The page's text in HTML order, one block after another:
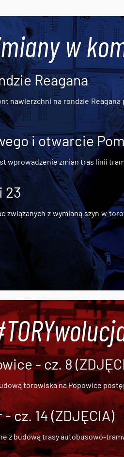
w
Reagana
nawierzchni na rondzie
i otwarcie
wprowadzenie zmian tras linii
23
związanych z wymianą szyn w
- cz. 8
torowiska na Popowice
cz. 14 (ZDJĘCIA)
zbudową trasy autobusowo-